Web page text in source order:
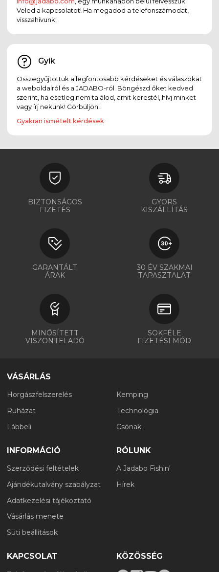
Veled a kapcsolatot! Ha megadod a telefonszámodat,
visszahívunk!
Gyik
Összegyűjtöttük a legfontosabb kérdéseket és válaszokat
a weboldalról és a JADABO-ról. Böngészd őket kedved
szerint, ha esetleg nem találod, amit kerestél, hívj minket
vagy írj nekünk! Görbüljön!
Gyakran ismételt kérdések
BIZTONSÁGOS
FIZETÉS
GYORS
KISZÁLLÍTÁS
GARANTÁLT
ÁRAK
30 ÉV SZAKMAI
TAPASZTALAT
MINŐSÍTETT
VISZONTELADÓ
SOKFÉLE
FIZETÉSI MÓD
VÁSÁRLÁS
Horgászfelszerelés
Ruházat
Lábbeli
Kemping
Technológia
Csónak
INFORMÁCIÓ
Szerződési feltételek
Ajándékutalvány szabályzat
Adatkezelési tájékoztató
Vásárlás menete
Süti beállítások
RÓLUNK
A Jadabo Fishin'
Hírek
KAPCSOLAT KÖZÖSSÉG